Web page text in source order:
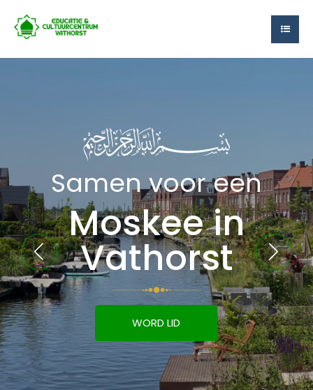
Samen voor een
Moskee in
Vathorst
WORD LID